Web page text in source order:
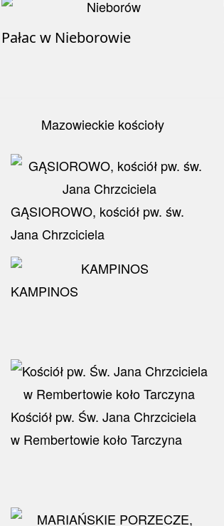
Pałac w Nieborowie
GĄSIOROWO, kościół pw. św.
Jana Chrzciciela
KAMPINOS
Kościół pw. Św. Jana Chrzciciela
w Rembertowie koło Tarczyna